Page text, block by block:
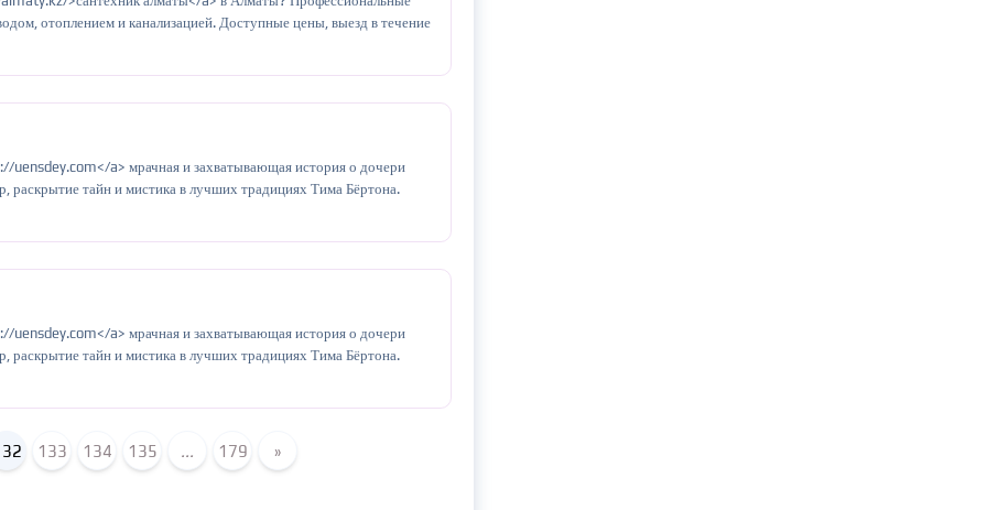
отоплением и канализацией. Доступные цены, выезд в течение
a> мрачная и захватывающая история о дочери
тайн и мистика в лучших традициях Тима Бёртона.
a> мрачная и захватывающая история о дочери
тайн и мистика в лучших традициях Тима Бёртона.
133 134 135 ... 179 »